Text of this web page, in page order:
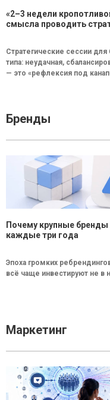
«2–3 недели
смысла проводить
Стратегические сессии
типа: неудачная,
— это «рефлексия под
Бренды
Почему крупные
каждые три года
Эпоха громких
всё чаще инвестируют не в
Маркетинг